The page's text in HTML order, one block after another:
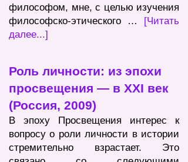
философом, мне, с целью изучения
философско-этического … [Читать
далее...]
Роль личности: из эпохи
просвещения — в XXI век
(Россия, 2009)
В эпоху Просвещения интерес к
вопросу о роли личности в истории
стремительно взрастает. Это